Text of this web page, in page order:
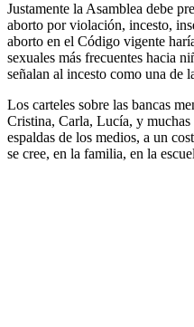
Justamente la Asamblea debe
aborto por violación, incesto,
aborto en el Código vigente
sexuales más frecuentes hacia
señalan al incesto como una de
Los carteles sobre las bancas
Cristina, Carla, Lucía, y muchas
espaldas de los medios, a un
se cree, en la familia, en la